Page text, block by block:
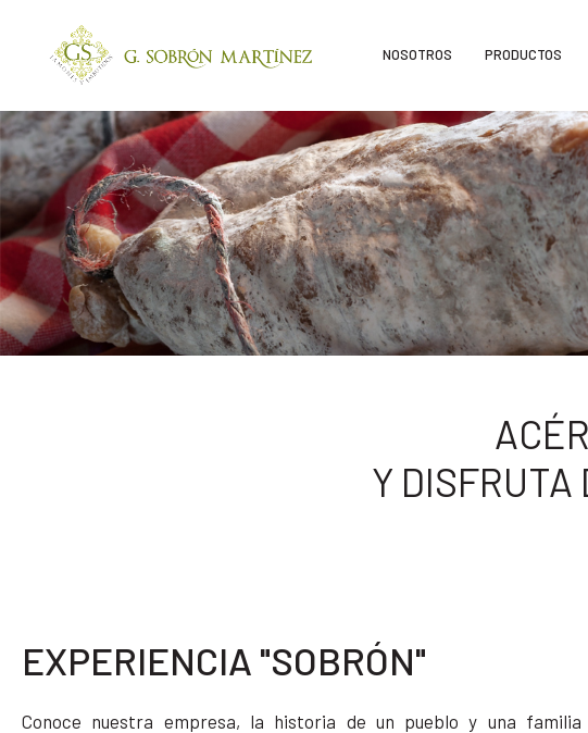
NOSOTROS PRODUCTOS
Y
EXPERIENCIA "SOBRÓN"
Conoce nuestra empresa, la historia de un pueblo y una